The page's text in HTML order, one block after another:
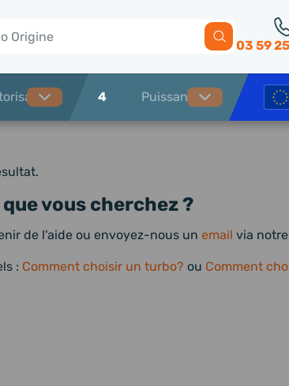
03 59
4
vous cherchez ?
de l'aide ou envoyez-nous un email via notre
: Comment choisir un turbo? ou Comment